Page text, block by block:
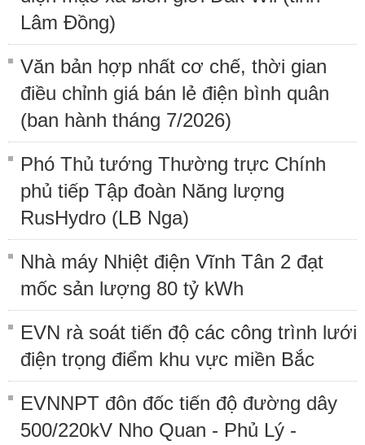
Lâm Đồng)
Văn bản hợp nhất cơ chế, thời gian
điều chỉnh giá bán lẻ điện bình quân
(ban hành tháng 7/2026)
Phó Thủ tướng Thường trực Chính
phủ tiếp Tập đoàn Năng lượng
RusHydro (LB Nga)
Nhà máy Nhiệt điện Vĩnh Tân 2 đạt
mốc sản lượng 80 tỷ kWh
EVN rà soát tiến độ các công trình lưới
điện trọng điểm khu vực miền Bắc
EVNNPT đôn đốc tiến độ đường dây
500/220kV Nho Quan - Phủ Lý -